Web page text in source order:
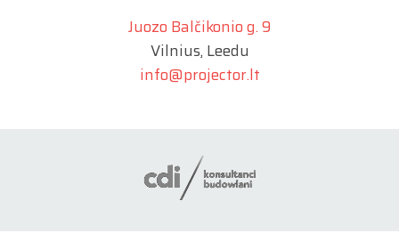
Juozo Balčikonio g. 9
Vilnius, Leedu
info@projector.lt